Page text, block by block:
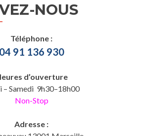
NOUS
Téléphone :
04 91 136 930
d’ouverture
– Samedi 9h30–18h00
Non-Stop
Adresse :